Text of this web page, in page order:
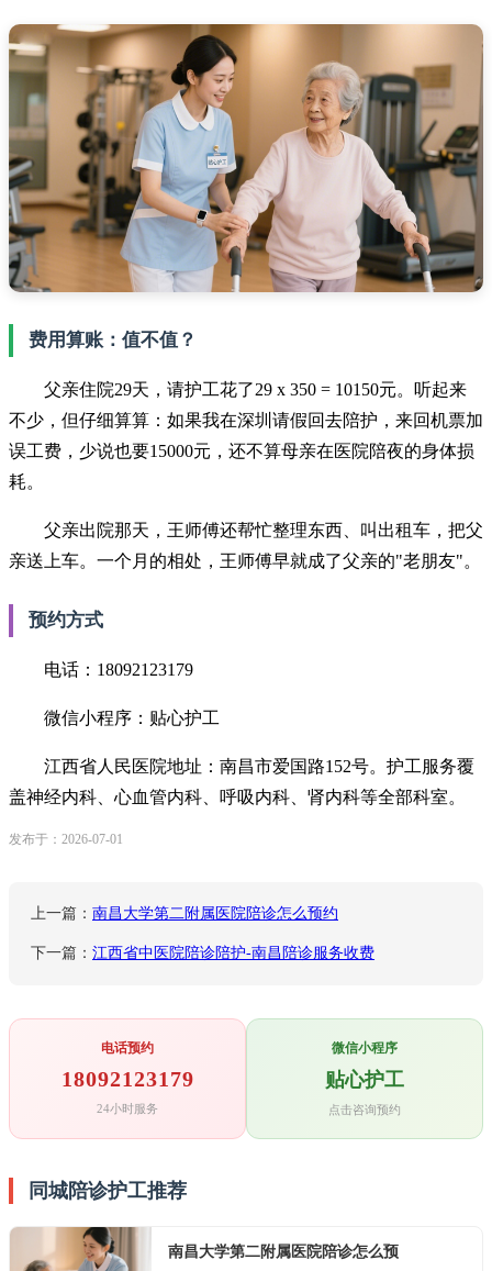
费用算账：值不值？
父亲住院29天，请护工花了29 x 350 = 10150元。听起来
不少，但仔细算算：如果我在深圳请假回去陪护，来回机票加
误工费，少说也要15000元，还不算母亲在医院陪夜的身体损
耗。
父亲出院那天，王师傅还帮忙整理东西、叫出租车，把父
亲送上车。一个月的相处，王师傅早就成了父亲的"老朋友"。
预约方式
电话：18092123179
微信小程序：贴心护工
江西省人民医院地址：南昌市爱国路152号。护工服务覆
盖神经内科、心血管内科、呼吸内科、肾内科等全部科室。
发布于：2026-07-01
上一篇： 南昌大学第二附属医院陪诊怎么预约
下一篇： 江西省中医院陪诊陪护-南昌陪诊服务收费
电话预约
18092123179
24小时服务
微信小程序
贴心护工
点击咨询预约
同城陪诊护工推荐
南昌大学第二附属医院陪诊怎么预